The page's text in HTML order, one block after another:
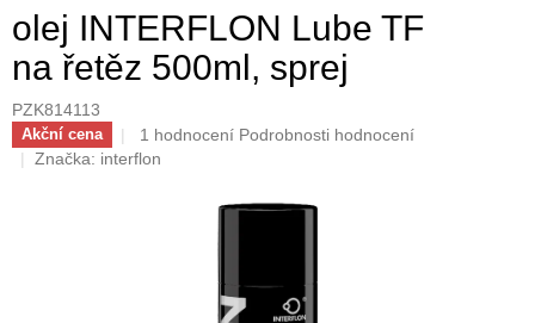
olej INTERFLON Lube TF
na řetěz 500ml, sprej
PZK814113
Akční cena
Průměrné
hodnocení
1 hodnocení Podrobnosti hodnocení
Značka: interflon